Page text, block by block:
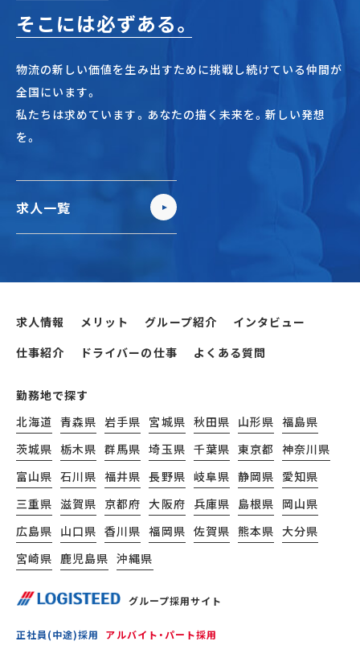
そこには必ずある。
物流の新しい価値を生み出すために挑戦し続けている仲間が
全国にいます。
私たちは求めています。あなたの描く未来を。新しい発想
を。
求人一覧
グループ採用サイト
正社員(中途)採用 アルバイト・パート採用
求人情報 メリット グループ紹介
インタビュー
仕事紹介
ドライバーの仕事 よくある質問
勤務地で探す
北海道 青森県 岩手県 宮城県 秋田県 山形県 福島県
茨城県 栃木県 群馬県 埼玉県 千葉県 東京都 神奈川県
富山県 石川県 福井県 長野県 岐阜県 静岡県 愛知県
三重県 滋賀県 京都府 大阪府 兵庫県 島根県 岡山県
広島県 山口県 香川県 福岡県 佐賀県 熊本県 大分県
宮崎県 鹿児島県 沖縄県